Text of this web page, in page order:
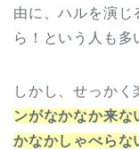
由に、ハルを演じ
ら！という人も多
しかし、せっかく
ンがなかなか来
かなかしゃべらな